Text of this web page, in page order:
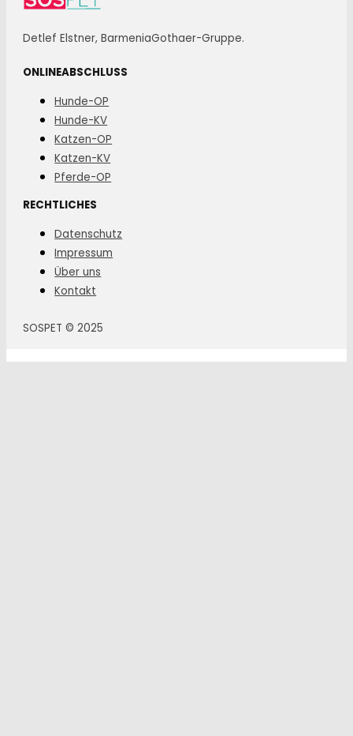
Detlef Elstner, BarmeniaGothaer-Gruppe.
ONLINEABSCHLUSS
Hunde-OP
Hunde-KV
Katzen-OP
Katzen-KV
Pferde-OP
RECHTLICHES
Datenschutz
Impressum
Über uns
Kontakt
SOSPET © 2025